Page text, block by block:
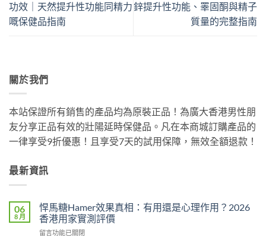
功效｜天然提升性功能同精力
嘅保健品指南
鋅提升性功能、睪固酮與精子
質量的完整指南
關於我們
本站保證所有銷售的產品均為原裝正品！為廣大香港男性朋
友分享正品有效的壯陽延時保健品。凡在本商城訂購產品的
一律享受9折優惠！且享受7天的試用保障，無效全額退款！
最新資訊
06
8 月
悍馬糖Hamer效果真相：有用還是心理作用？2026
香港用家實測評價
在
留言功能已關閉